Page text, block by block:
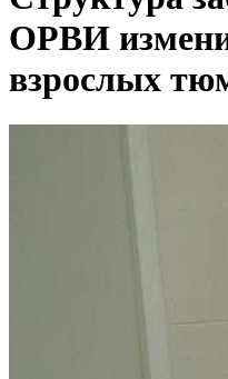
ОРВИ
взрослых